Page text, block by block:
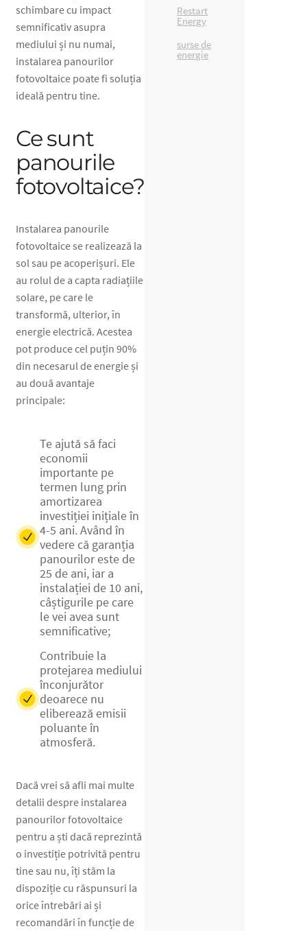
schimbare cu impact
semnificativ asupra
mediului și nu numai,
instalarea panourilor
fotovoltaice poate fi soluția
ideală pentru tine.
Ce sunt
panourile
fotovoltaice?
Instalarea panourile
fotovoltaice se realizează la
sol sau pe acoperișuri. Ele
au rolul de a capta radiațiile
solare, pe care le
transformă, ulterior, în
energie electrică. Acestea
pot produce cel puțin 90%
din necesarul de energie și
au două avantaje
principale:
Te ajută să faci
economii
importante pe
termen lung prin
amortizarea
investiției inițiale în
4-5 ani. Având în
vedere că garanția
panourilor este de
25 de ani, iar a
instalației de 10 ani,
câștigurile pe care
le vei avea sunt
semnificative;
Contribuie la
protejarea mediului
înconjurător
deoarece nu
eliberează emisii
poluante în
atmosferă.
Dacă vrei să afli mai multe
detalii despre instalarea
panourilor fotovoltaice
pentru a ști dacă reprezintă
o investiție potrivită pentru
tine sau nu, îți stăm la
dispoziție cu răspunsuri la
orice întrebări ai și
recomandări în funcție de
Restart
Energy
surse de
energie